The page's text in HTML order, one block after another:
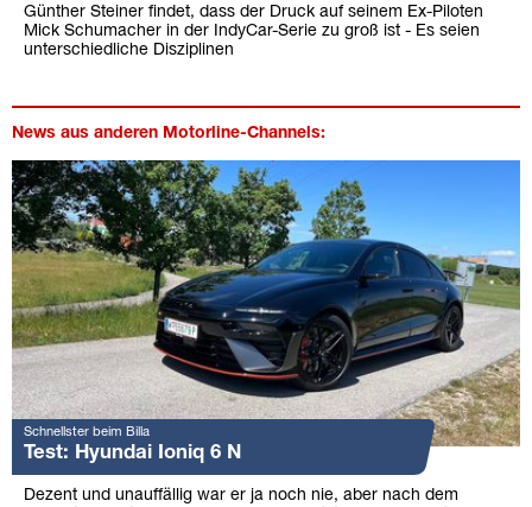
Günther Steiner findet, dass der Druck auf seinem Ex-Piloten
Mick Schumacher in der IndyCar-Serie zu groß ist - Es seien
unterschiedliche Disziplinen
News aus anderen Motorline-Channels:
Schnellster beim Billa
Test: Hyundai Ioniq 6 N
Dezent und unauffällig war er ja noch nie, aber nach dem